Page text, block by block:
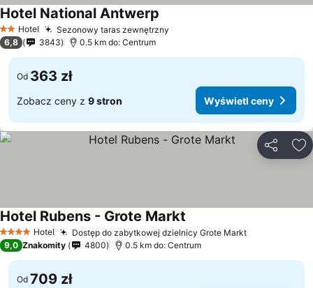
2 Kategoria
Hotel Sezonowy taras zewnętrzny
Hotel National Antwerp
6,8 3843 0.5 km do: Centrum
Od 363 zł
Zobacz ceny z 9 stron Wyświetl ceny
4 KategoriaHotel Dostęp do zabytkowej dzielnicy Grote Markt
Hotel Rubens - Grote Markt
9,0 Znakomity 4800 0.5 km do: Centrum
Od 709 zł